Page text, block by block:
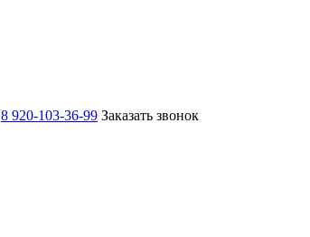
8 920-103-36-99 Заказать звонок